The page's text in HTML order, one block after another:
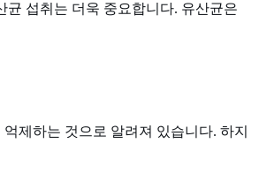
섭취는 더욱 중요합니다. 유산균은
제하는 것으로 알려져 있습니다. 하지